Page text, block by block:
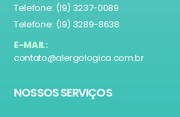
Telefone: (19) 3237-0089
Telefone: (19) 3289-8638
E-MAIL:
contato@alergologica.com.br
NOSSOS SERVIÇOS